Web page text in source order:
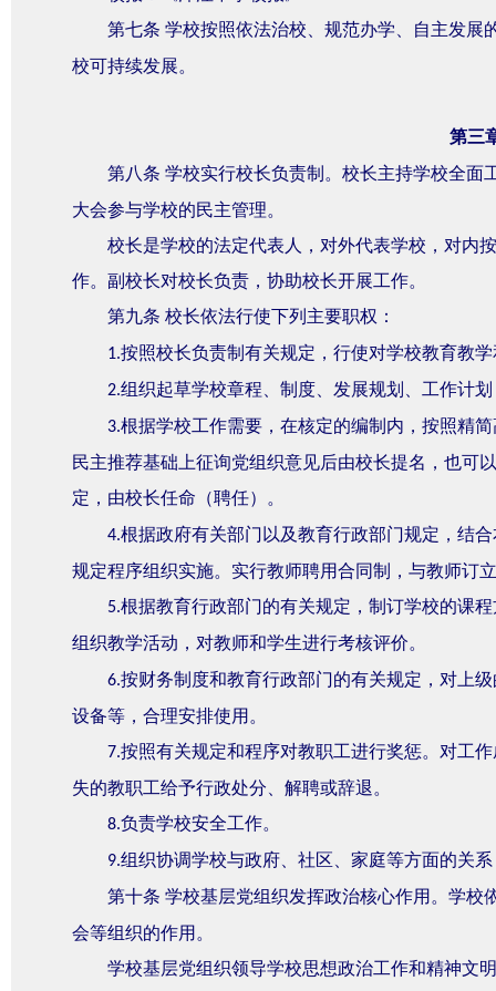
第七条 学校按照依法治校、规范办学、自主发展
校可持续发展。
第三
第八条 学校实行校长负责制。校长主持学校全面
大会参与学校的民主管理。
校长是学校的法定代表人，对外代表学校，对内
作。副校长对校长负责，协助校长开展工作。
第九条 校长依法行使下列主要职权：
1.按照校长负责制有关规定，行使对学校教育教
2.组织起草学校章程、制度、发展规划、工作计
3.根据学校工作需要，在核定的编制内，按照精
民主推荐基础上征询党组织意见后由校长提名，也可
定，由校长任命（聘任）。
4.根据政府有关部门以及教育行政部门规定，结
规定程序组织实施。实行教师聘用合同制，与教师订
5.根据教育行政部门的有关规定，制订学校的课
组织教学活动，对教师和学生进行考核评价。
6.按财务制度和教育行政部门的有关规定，对上
设备等，合理安排使用。
7.按照有关规定和程序对教职工进行奖惩。对工
失的教职工给予行政处分、解聘或辞退。
8.负责学校安全工作。
9.组织协调学校与政府、社区、家庭等方面的关
第十条 学校基层党组织发挥政治核心作用。学校
会等组织的作用。
学校基层党组织领导学校思想政治工作和精神文